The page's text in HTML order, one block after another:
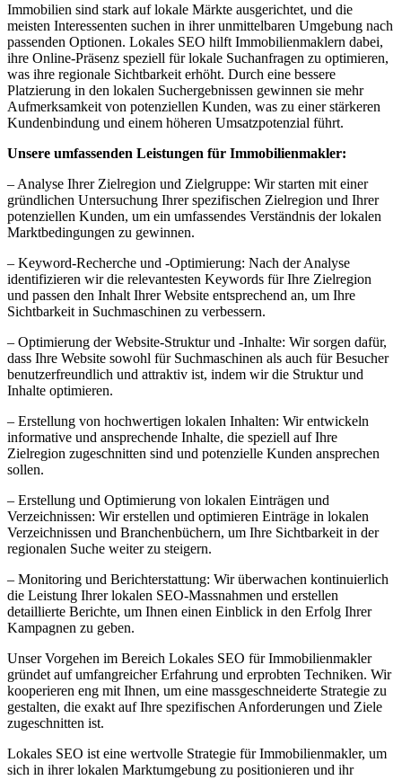
Immobilien sind stark auf lokale Märkte ausgerichtet, und die
meisten Interessenten suchen in ihrer unmittelbaren Umgebung nach
passenden Optionen. Lokales SEO hilft Immobilienmaklern dabei,
ihre Online-Präsenz speziell für lokale Suchanfragen zu optimieren,
was ihre regionale Sichtbarkeit erhöht. Durch eine bessere
Platzierung in den lokalen Suchergebnissen gewinnen sie mehr
Aufmerksamkeit von potenziellen Kunden, was zu einer stärkeren
Kundenbindung und einem höheren Umsatzpotenzial führt.
Unsere umfassenden Leistungen für Immobilienmakler:
– Analyse Ihrer Zielregion und Zielgruppe: Wir starten mit einer
gründlichen Untersuchung Ihrer spezifischen Zielregion und Ihrer
potenziellen Kunden, um ein umfassendes Verständnis der lokalen
Marktbedingungen zu gewinnen.
– Keyword-Recherche und -Optimierung: Nach der Analyse
identifizieren wir die relevantesten Keywords für Ihre Zielregion
und passen den Inhalt Ihrer Website entsprechend an, um Ihre
Sichtbarkeit in Suchmaschinen zu verbessern.
– Optimierung der Website-Struktur und -Inhalte: Wir sorgen dafür,
dass Ihre Website sowohl für Suchmaschinen als auch für Besucher
benutzerfreundlich und attraktiv ist, indem wir die Struktur und
Inhalte optimieren.
– Erstellung von hochwertigen lokalen Inhalten: Wir entwickeln
informative und ansprechende Inhalte, die speziell auf Ihre
Zielregion zugeschnitten sind und potenzielle Kunden ansprechen
sollen.
– Erstellung und Optimierung von lokalen Einträgen und
Verzeichnissen: Wir erstellen und optimieren Einträge in lokalen
Verzeichnissen und Branchenbüchern, um Ihre Sichtbarkeit in der
regionalen Suche weiter zu steigern.
– Monitoring und Berichterstattung: Wir überwachen kontinuierlich
die Leistung Ihrer lokalen SEO-Massnahmen und erstellen
detaillierte Berichte, um Ihnen einen Einblick in den Erfolg Ihrer
Kampagnen zu geben.
Unser Vorgehen im Bereich Lokales SEO für Immobilienmakler
gründet auf umfangreicher Erfahrung und erprobten Techniken. Wir
kooperieren eng mit Ihnen, um eine massgeschneiderte Strategie zu
gestalten, die exakt auf Ihre spezifischen Anforderungen und Ziele
zugeschnitten ist.
Lokales SEO ist eine wertvolle Strategie für Immobilienmakler, um
sich in ihrer lokalen Marktumgebung zu positionieren und ihr